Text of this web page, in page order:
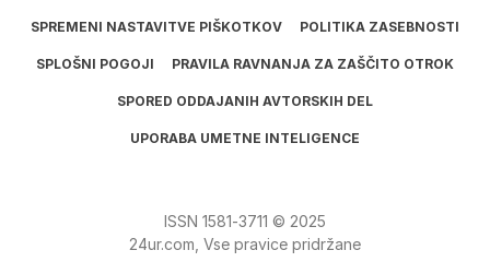
SPREMENI NASTAVITVE PIŠKOTKOV POLITIKA ZASEBNOSTI
SPLOŠNI POGOJI PRAVILA RAVNANJA ZA ZAŠČITO OTROK
SPORED ODDAJANIH AVTORSKIH DEL
UPORABA UMETNE INTELIGENCE
ISSN 1581‑3711 © 2025
24ur.com, Vse pravice pridržane